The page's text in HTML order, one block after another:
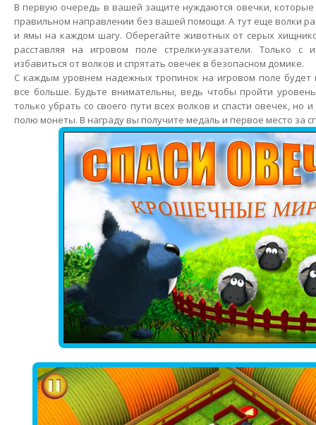
В первую очередь в вашей защите нуждаются овечки, которые
правильном направлении без вашей помощи. А тут еще волки
и ямы на каждом шагу. Оберегайте животных от серых
расставляя на игровом поле стрелки-указатели. Только
избавиться от волков и спрятать овечек в безопасном домике.
С каждым уровнем надежных тропинок на игровом поле будет
все больше. Будьте внимательны, ведь чтобы пройти
только убрать со своего пути всех волков и спасти овечек, но
полю монеты. В награду вы получите медаль и первое место за